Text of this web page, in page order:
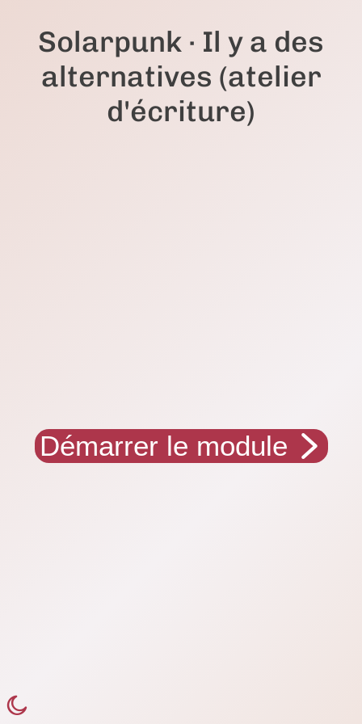
Solarpunk · Il y a des
alternatives (atelier
d'écriture)
Démarrer le module